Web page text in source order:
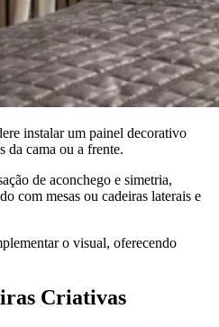
instalar um painel decorativo
da cama ou a frente.
de aconchego e simetria,
com mesas ou cadeiras laterais e
o visual, oferecendo
Criativas